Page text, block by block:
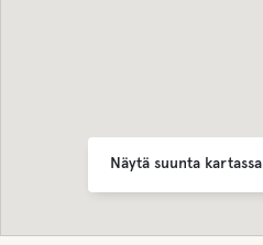
Näytä suunta kartassa